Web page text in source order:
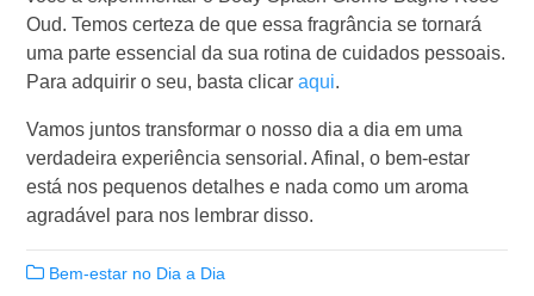
Oud. Temos certeza de que essa fragrância se tornará
uma parte essencial da sua rotina de cuidados pessoais.
Para adquirir o seu, basta clicaraqui.
Vamos juntos transformar o nosso dia a dia em uma
verdadeira experiência sensorial. Afinal, o bem-estar
está nos pequenos detalhes e nada como um aroma
agradável para nos lembrar disso.
Bem-estar no Dia a Dia